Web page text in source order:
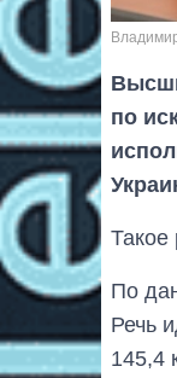
по
По
Речь
145,4